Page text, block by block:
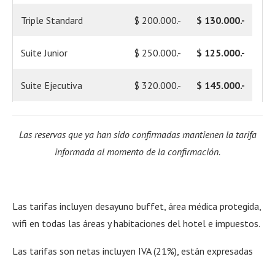
Triple Standard $ 200.000.- $ 130.000.-
Suite Junior $ 250.000.- $ 125.000.-
Suite Ejecutiva $ 320.000.- $ 145.000.-
Las reservas que ya han sido confirmadas mantienen la tarifa
informada al momento de la confirmación.
Las tarifas incluyen desayuno buffet, área médica protegida,
wifi en todas las áreas y habitaciones del hotel e impuestos.
Las tarifas son netas incluyen IVA (21%), están expresadas